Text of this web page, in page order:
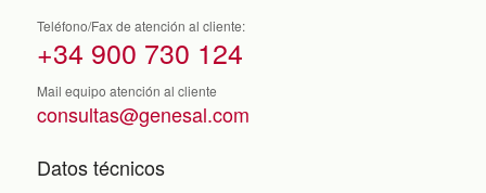
Teléfono/Fax de atención al cliente:
+34 900 730 124
Mail equipo atención al cliente
consultas@genesal.com
Datos técnicos